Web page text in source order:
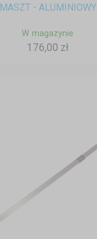
MASZT - ALUMINIOWY
W magazynie
176,00 zł